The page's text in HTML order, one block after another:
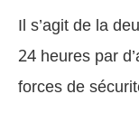
Il s’agit de la
24 heures par
forces de